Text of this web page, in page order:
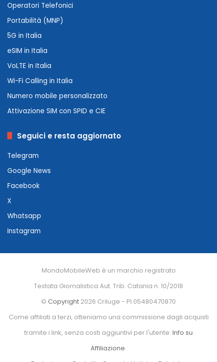
Operatori Telefonici
Portabilità (MNP)
5G in Italia
eSIM in Italia
VoLTE in Italia
Wi-Fi Calling in Italia
Numero mobile personalizzato
Attivazione SIM con SPID e CIE
Seguici e resta aggiornato
Telegram
Google News
Facebook
X
Whatsapp
Instagram
MondoMobileWeb è un marchio registrato
Testata Giornalistica Aut. Trib. Catania n. 10/2018
© Copyright 2026 Criluge - PI 05480470870
Come affiliati a terzi, otteniamo una commissione dagli acquisti
tramite i link, senza costi aggiuntivi per l'utente. Info su
Affiliazione.